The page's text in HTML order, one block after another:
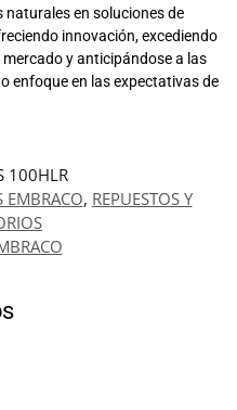
naturales en soluciones de
innovación, excediendo
y anticipándose a las
enfoque en las expectativas de
100HLR
EMBRACO, REPUESTOS Y